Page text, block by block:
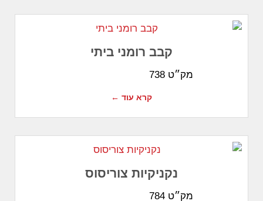
קבב רומני ביתי
מק״ט 738
קרא עוד ←
נקניקיות צוריסוס
מק״ט 784